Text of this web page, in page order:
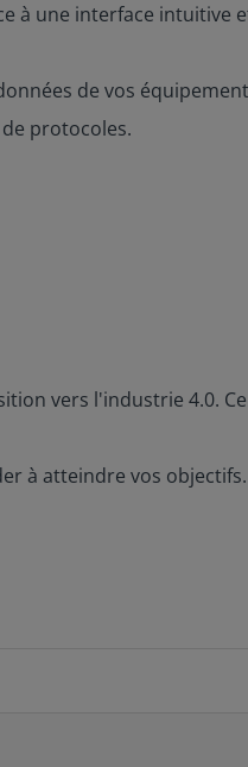
à une interface intuitive
de vos
protocoles.
vers l'industrie 4.0.
à atteindre vos objectifs.